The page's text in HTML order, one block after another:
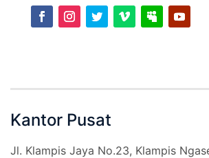
Kantor Pusat
Jl. Klampis Jaya No.23, Klampis